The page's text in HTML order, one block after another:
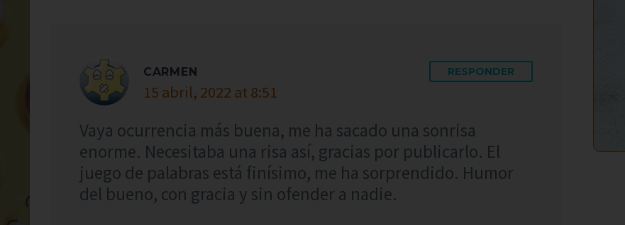
CARMEN
15 abril, 2022 at 8:51
RESPONDER
Vaya ocurrencia más buena, me ha sacado una sonrisa
enorme. Necesitaba una risa así, gracias por publicarlo. El
juego de palabras está finísimo, me ha sorprendido. Humor
del bueno, con gracia y sin ofender a nadie.